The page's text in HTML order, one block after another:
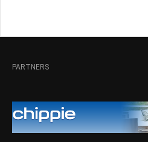
PARTNERS